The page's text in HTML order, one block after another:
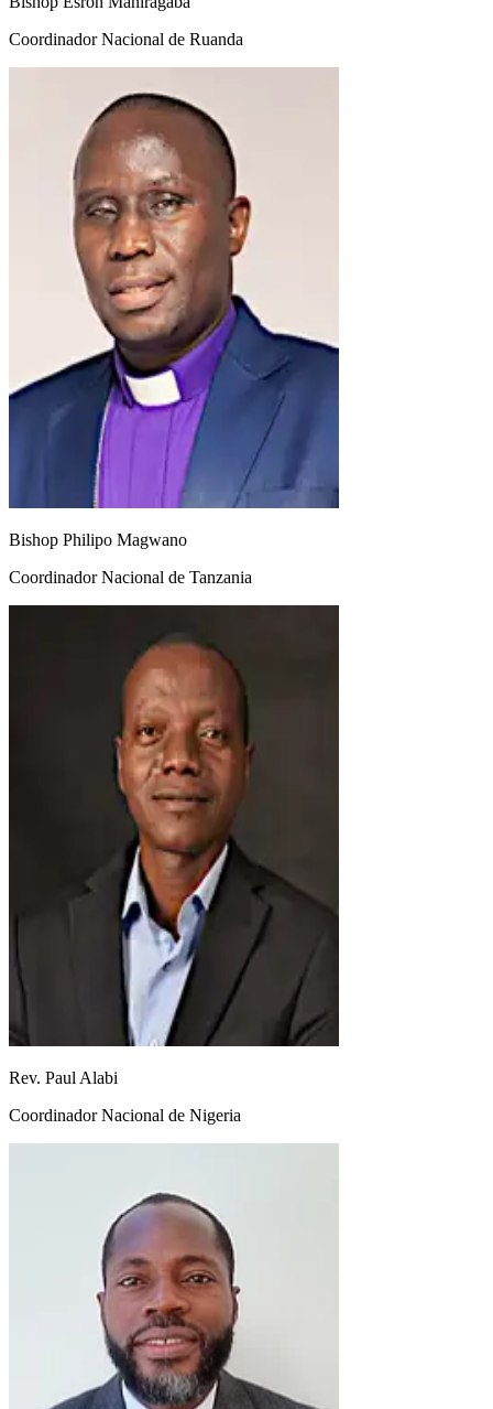
Coordinador Nacional de Ruanda
Bishop Philipo Magwano
Coordinador Nacional de Tanzania
Rev. Paul Alabi
Coordinador Nacional de Nigeria